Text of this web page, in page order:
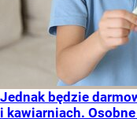
Jednak będzie
i kawiarniach.